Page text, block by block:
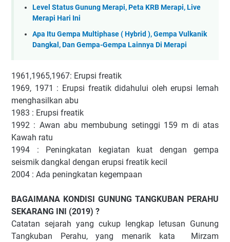
Level Status Gunung Merapi, Peta KRB Merapi, Live
Merapi Hari Ini
Apa Itu Gempa Multiphase ( Hybrid ), Gempa Vulkanik
Dangkal, Dan Gempa-Gempa Lainnya Di Merapi
1961,1965,1967: Erupsi freatik
1969, 1971 : Erupsi freatik didahului oleh erupsi lemah
menghasilkan abu
1983 : Erupsi freatik
1992 : Awan abu membubung setinggi 159 m di atas
Kawah ratu
1994 : Peningkatan kegiatan kuat dengan gempa
seismik dangkal dengan erupsi freatik kecil
2004 : Ada peningkatan kegempaan
BAGAIMANA KONDISI GUNUNG TANGKUBAN PERAHU
SEKARANG INI (2019) ?
Catatan sejarah yang cukup lengkap letusan Gunung
Tangkuban Perahu, yang menarik kata Mirzam